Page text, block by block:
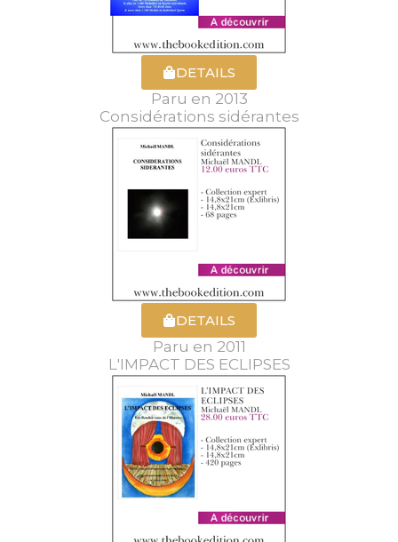
DETAILS
Paru en 2013
Considérations sidérantes
DETAILS
Paru en 2011
L'IMPACT DES ECLIPSES